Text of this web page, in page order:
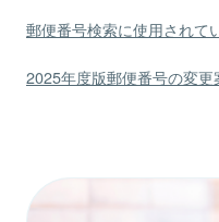
郵便番号検索に使用されて
2025年度版郵便番号の変更